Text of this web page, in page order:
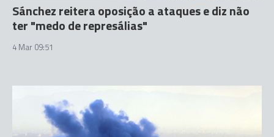
Sánchez reitera oposição a ataques e diz não
ter "medo de represálias"
4 Mar 09:51